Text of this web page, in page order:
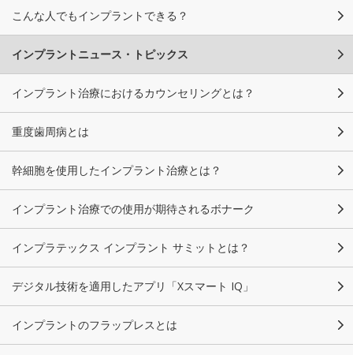
こんな人でもインプラントできる？
インプラントニュース・トピックス
インプラント治療におけるカウンセリングとは？
重度歯周病とは
幹細胞を使用したインプラント治療とは？
インプラント治療での使用が期待されるボナーク
インプラテックス インプラント サミットとは？
デジタル技術を適用したアプリ「Xスマート IQ」
インプラントのフラップレスとは